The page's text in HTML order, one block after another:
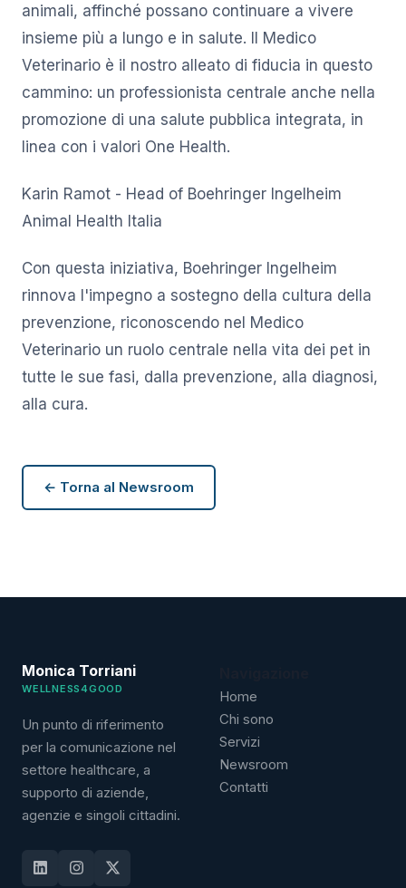
animali, affinché possano continuare a vivere
insieme più a lungo e in salute. Il Medico
Veterinario è il nostro alleato di fiducia in questo
cammino: un professionista centrale anche nella
promozione di una salute pubblica integrata, in
linea con i valori One Health.
Karin Ramot - Head of Boehringer Ingelheim
Animal Health Italia
Con questa iniziativa, Boehringer Ingelheim
rinnova l'impegno a sostegno della cultura della
prevenzione, riconoscendo nel Medico
Veterinario un ruolo centrale nella vita dei pet in
tutte le sue fasi, dalla prevenzione, alla diagnosi,
alla cura.
← Torna al Newsroom
Monica Torriani
WELLNESS4GOOD
Un punto di riferimento
per la comunicazione nel
settore healthcare, a
supporto di aziende,
agenzie e singoli cittadini.
Home
Chi sono
Servizi
Newsroom
Contatti